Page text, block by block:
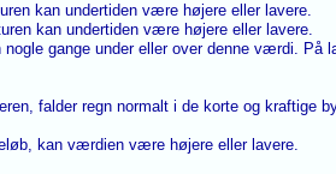
kan undertiden være højere eller lavere.
kan undertiden være højere eller lavere.
gange under eller over denne værdi. På
falder regn normalt i de korte og kraftige
kan værdien være højere eller lavere.